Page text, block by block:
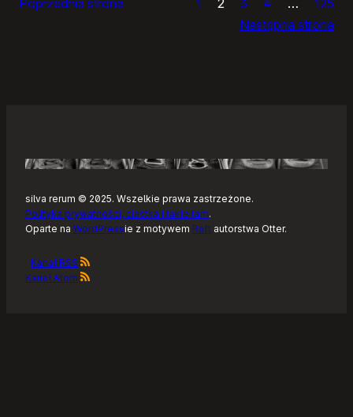
Następna strona
silva rerum © 2025. Wszelkie prawa zastrzeżone.
Polityka prywatności, ciastka i takie tam.
Oparte na WordPressie z motywem Raft autorstwa Otter.
Kanał RSS
Kanał Atom